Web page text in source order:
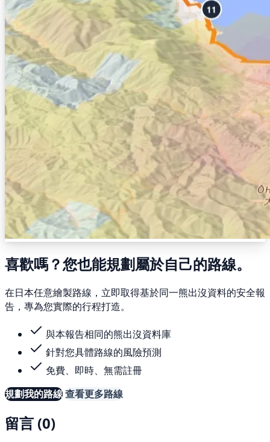
喜歡嗎？您也能規劃屬於自己的路線。
在日本任意繪製路線，立即取得基於同一熊出沒資料的安全報
告，專為您實際的行程打造。
與本報告相同的熊出沒資料庫
針對您具體路線的風險預測
免費、即時、無需註冊
規劃我的路線查看更多路線
留言 (0)